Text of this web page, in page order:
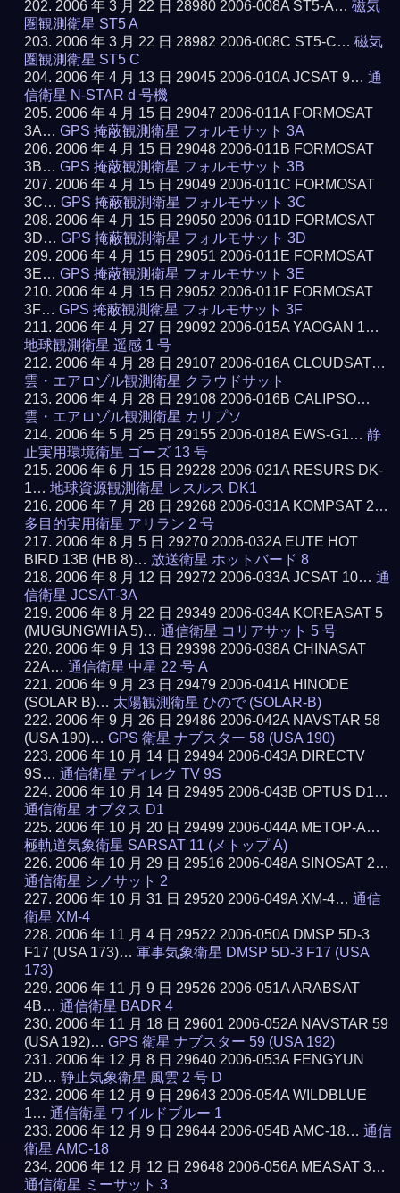
2006 年 3 月 22 日 28980 2006-008A ST5-A…磁気
圏観測衛星 ST5 A
2006 年 3 月 22 日 28982 2006-008C ST5-C…磁気
圏観測衛星 ST5 C
2006 年 4 月 13 日 29045 2006-010A JCSAT 9…通
信衛星 N-STAR d 号機
2006 年 4 月 15 日 29047 2006-011A FORMOSAT
3A…GPS 掩蔽観測衛星 フォルモサット 3A
2006 年 4 月 15 日 29048 2006-011B FORMOSAT
3B…GPS 掩蔽観測衛星 フォルモサット 3B
2006 年 4 月 15 日 29049 2006-011C FORMOSAT
3C…GPS 掩蔽観測衛星 フォルモサット 3C
2006 年 4 月 15 日 29050 2006-011D FORMOSAT
3D…GPS 掩蔽観測衛星 フォルモサット 3D
2006 年 4 月 15 日 29051 2006-011E FORMOSAT
3E…GPS 掩蔽観測衛星 フォルモサット 3E
2006 年 4 月 15 日 29052 2006-011F FORMOSAT
3F…GPS 掩蔽観測衛星 フォルモサット 3F
2006 年 4 月 27 日 29092 2006-015A YAOGAN 1…
地球観測衛星 遥感 1 号
2006 年 4 月 28 日 29107 2006-016A CLOUDSAT…
雲・エアロゾル観測衛星 クラウドサット
2006 年 4 月 28 日 29108 2006-016B CALIPSO…
雲・エアロゾル観測衛星 カリプソ
2006 年 5 月 25 日 29155 2006-018A EWS-G1…静
止実用環境衛星 ゴーズ 13 号
2006 年 6 月 15 日 29228 2006-021A RESURS DK-
1…地球資源観測衛星 レスルス DK1
2006 年 7 月 28 日 29268 2006-031A KOMPSAT 2…
多目的実用衛星 アリラン 2 号
2006 年 8 月 5 日 29270 2006-032A EUTE HOT
BIRD 13B (HB 8)… 放送衛星 ホットバード 8
2006 年 8 月 12 日 29272 2006-033A JCSAT 10…通
信衛星 JCSAT-3A
2006 年 8 月 22 日 29349 2006-034A KOREASAT 5
(MUGUNGWHA 5)…通信衛星 コリアサット 5 号
2006 年 9 月 13 日 29398 2006-038A CHINASAT
22A…通信衛星 中星 22 号 A
2006 年 9 月 23 日 29479 2006-041A HINODE
(SOLAR B)… 太陽観測衛星 ひので (SOLAR-B)
2006 年 9 月 26 日 29486 2006-042A NAVSTAR 58
(USA 190)…GPS 衛星 ナブスター 58 (USA 190)
2006 年 10 月 14 日 29494 2006-043A DIRECTV
9S…通信衛星 ディレク TV 9S
2006 年 10 月 14 日 29495 2006-043B OPTUS D1…
通信衛星 オプタス D1
2006 年 10 月 20 日 29499 2006-044A METOP-A…
極軌道気象衛星 SARSAT 11 (メトップ A)
2006 年 10 月 29 日 29516 2006-048A SINOSAT 2…
通信衛星 シノサット 2
2006 年 10 月 31 日 29520 2006-049A XM-4…通信
衛星 XM-4
2006 年 11 月 4 日 29522 2006-050A DMSP 5D-3
F17 (USA 173)…軍事気象衛星 DMSP 5D-3 F17 (USA
173)
2006 年 11 月 9 日 29526 2006-051A ARABSAT
4B…通信衛星 BADR 4
2006 年 11 月 18 日 29601 2006-052A NAVSTAR 59
(USA 192)…GPS 衛星 ナブスター 59 (USA 192)
2006 年 12 月 8 日 29640 2006-053A FENGYUN
2D…静止気象衛星 風雲 2 号 D
2006 年 12 月 9 日 29643 2006-054A WILDBLUE
1…通信衛星 ワイルドブルー 1
2006 年 12 月 9 日 29644 2006-054B AMC-18…通信
衛星 AMC-18
2006 年 12 月 12 日 29648 2006-056A MEASAT 3…
通信衛星 ミーサット 3